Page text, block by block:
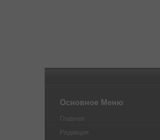
Основное Меню
Главная
Редакция